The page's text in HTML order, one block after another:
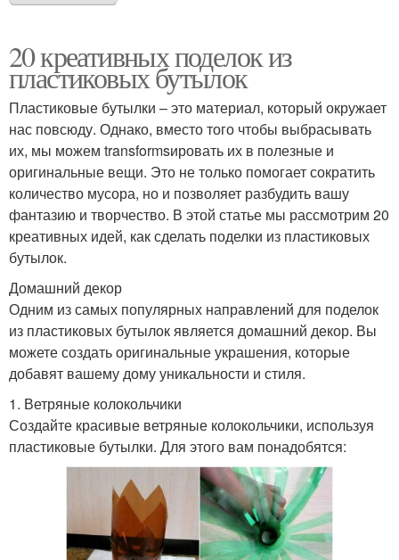
20 креативных поделок из
пластиковых бутылок
Пластиковые бутылки – это материал, который окружает
нас повсюду. Однако, вместо того чтобы выбрасывать
их, мы можем transformsировать их в полезные и
оригинальные вещи. Это не только помогает сократить
количество мусора, но и позволяет разбудить вашу
фантазию и творчество. В этой статье мы рассмотрим 20
креативных идей, как сделать поделки из пластиковых
бутылок.
Домашний декор
Одним из самых популярных направлений для поделок
из пластиковых бутылок является домашний декор. Вы
можете создать оригинальные украшения, которые
добавят вашему дому уникальности и стиля.
1. Ветряные колокольчики
Создайте красивые ветряные колокольчики, используя
пластиковые бутылки. Для этого вам понадобятся: